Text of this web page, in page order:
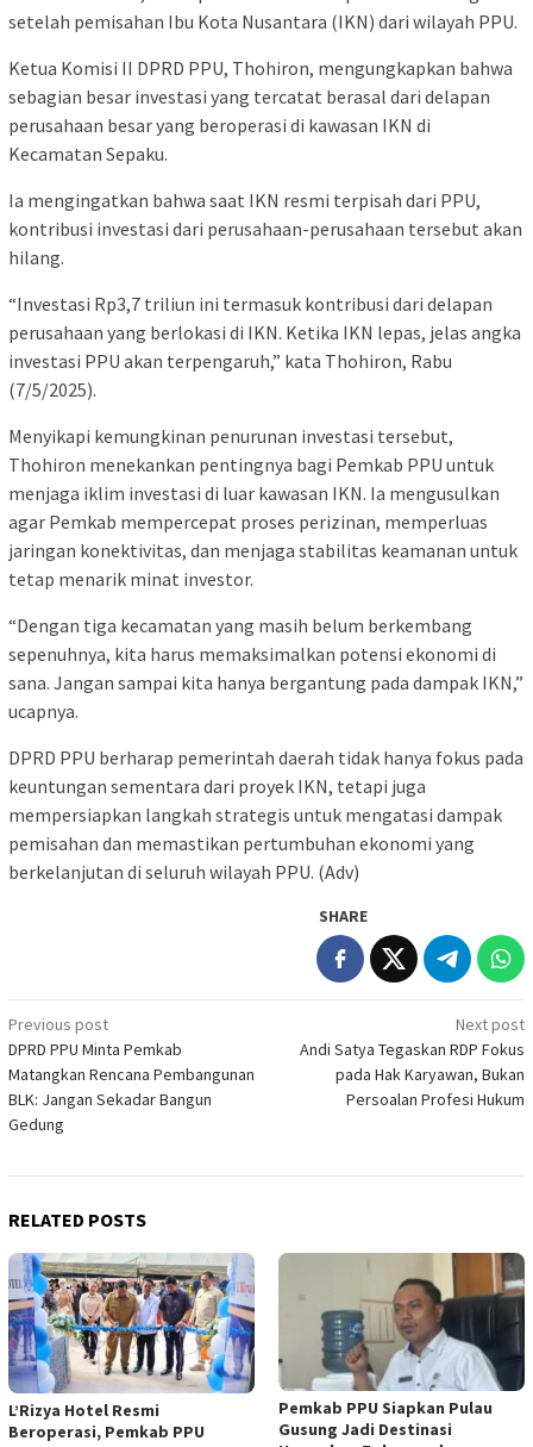
setelah pemisahan Ibu Kota Nusantara (IKN) dari wilayah PPU.
Ketua Komisi II DPRD PPU, Thohiron, mengungkapkan bahwa
sebagian besar investasi yang tercatat berasal dari delapan
perusahaan besar yang beroperasi di kawasan IKN di
Kecamatan Sepaku.
Ia mengingatkan bahwa saat IKN resmi terpisah dari PPU,
kontribusi investasi dari perusahaan-perusahaan tersebut akan
hilang.
“Investasi Rp3,7 triliun ini termasuk kontribusi dari delapan
perusahaan yang berlokasi di IKN. Ketika IKN lepas, jelas angka
investasi PPU akan terpengaruh,” kata Thohiron, Rabu
(7/5/2025).
Menyikapi kemungkinan penurunan investasi tersebut,
Thohiron menekankan pentingnya bagi Pemkab PPU untuk
menjaga iklim investasi di luar kawasan IKN. Ia mengusulkan
agar Pemkab mempercepat proses perizinan, memperluas
jaringan konektivitas, dan menjaga stabilitas keamanan untuk
tetap menarik minat investor.
“Dengan tiga kecamatan yang masih belum berkembang
sepenuhnya, kita harus memaksimalkan potensi ekonomi di
sana. Jangan sampai kita hanya bergantung pada dampak IKN,”
ucapnya.
DPRD PPU berharap pemerintah daerah tidak hanya fokus pada
keuntungan sementara dari proyek IKN, tetapi juga
mempersiapkan langkah strategis untuk mengatasi dampak
pemisahan dan memastikan pertumbuhan ekonomi yang
berkelanjutan di seluruh wilayah PPU. (Adv)
SHARE
Post
navigation
Previous post
DPRD PPU Minta Pemkab
Matangkan Rencana Pembangunan
BLK: Jangan Sekadar Bangun
Gedung
Next post
Andi Satya Tegaskan RDP Fokus
pada Hak Karyawan, Bukan
Persoalan Profesi Hukum
RELATED POSTS
L’Rizya Hotel Resmi
Beroperasi, Pemkab PPU
Pemkab PPU Siapkan Pulau
Gusung Jadi Destinasi